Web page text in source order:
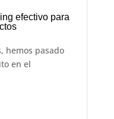
efectivo para
hemos pasado
en el